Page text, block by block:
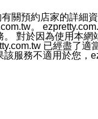
關預約店家的詳細
。
對於因為使用本
已經盡了
服務不適用於您，